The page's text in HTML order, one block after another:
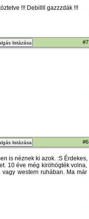
!!! Debillll gazzzdák !!!
listázása #7
listázása #6
is néznek ki azok. :S Érdekes,
10 éve még kiröhögték volna,
western ruhában. Ma már